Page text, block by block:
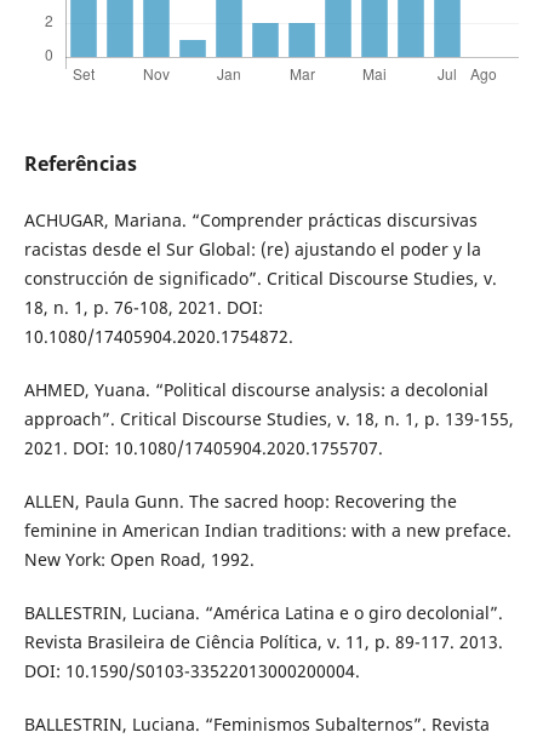
Referências
ACHUGAR, Mariana. “Comprender prácticas discursivas
racistas desde el Sur Global: (re) ajustando el poder y la
construcción de significado”. Critical Discourse Studies, v.
18, n. 1, p. 76-108, 2021. DOI:
10.1080/17405904.2020.1754872.
AHMED, Yuana. “Political discourse analysis: a decolonial
approach”. Critical Discourse Studies, v. 18, n. 1, p. 139-155,
2021. DOI: 10.1080/17405904.2020.1755707.
ALLEN, Paula Gunn. The sacred hoop: Recovering the
feminine in American Indian traditions: with a new preface.
New York: Open Road, 1992.
BALLESTRIN, Luciana. “América Latina e o giro decolonial”.
Revista Brasileira de Ciência Política, v. 11, p. 89-117. 2013.
DOI: 10.1590/S0103-33522013000200004.
BALLESTRIN, Luciana. “Feminismos Subalternos”. Revista